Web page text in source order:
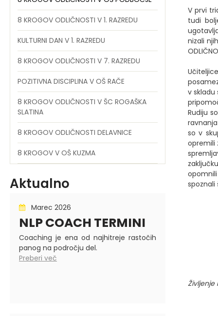
8 KROGOV ODLIČNOSTI V 1. RAZREDU
KULTURNI DAN V 1. RAZREDU
8 KROGOV ODLIČNOSTI V 7. RAZREDU
POZITIVNA DISCIPLINA V OŠ RAČE
8 KROGOV ODLIČNOSTI V ŠC ROGAŠKA
SLATINA
8 KROGOV ODLIČNOSTI DELAVNICE
8 KROGOV V OŠ KUZMA
Aktualno
Marec 2026
NLP COACH TERMINI
Coaching je ena od najhitreje rastočih
panog na področju del.
Preberi več
V prvi
tudi
nizali
v skladu
Rudiju
so v
opremili
spoznali
Življenje